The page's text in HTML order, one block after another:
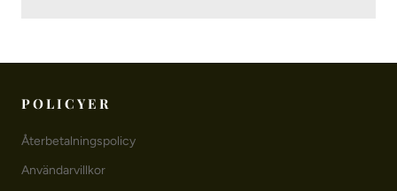
POLICYER
Återbetalningspolicy
Användarvillkor